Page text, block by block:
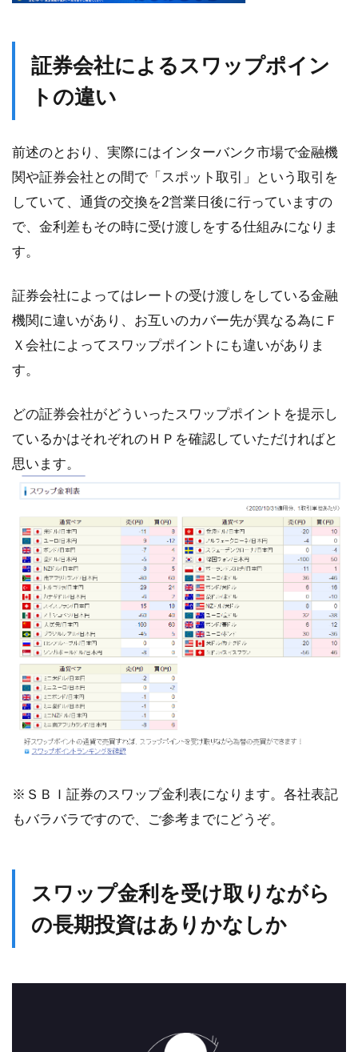
証券会社によるスワップポイン
トの違い
前述のとおり、実際にはインターバンク市場で金融機
関や証券会社との間で「スポット取引」という取引を
していて、通貨の交換を2営業日後に行っていますの
で、金利差もその時に受け渡しをする仕組みになりま
す。
証券会社によってはレートの受け渡しをしている金融
機関に違いがあり、お互いのカバー先が異なる為にＦ
Ｘ会社によってスワップポイントにも違いがありま
す。
どの証券会社がどういったスワップポイントを提示し
ているかはそれぞれのＨＰを確認していただければと
思います。
※ＳＢＩ証券のスワップ金利表になります。各社表記
もバラバラですので、ご参考までにどうぞ。
スワップ金利を受け取りながら
の長期投資はありかなしか